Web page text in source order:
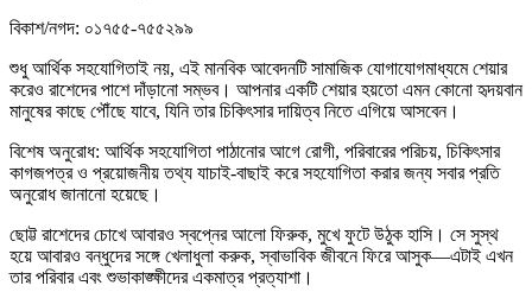
বিকাশ/নগদ: ০১৭৫৫-৭৫৫২৯৯
শুধু আর্থিক সহযোগিতাই নয়, এই মানবিক আবেদনটি সামাজিক যোগাযোগমাধ্যমে শেয়ার
করেও রাশেদের পাশে দাঁড়ানো সম্ভব। আপনার একটি শেয়ার হয়তো এমন কোনো হৃদয়বান
মানুষের কাছে পৌঁছে যাবে, যিনি তার চিকিৎসার দায়িত্ব নিতে এগিয়ে আসবেন।
বিশেষ অনুরোধ: আর্থিক সহযোগিতা পাঠানোর আগে রোগী, পরিবারের পরিচয়, চিকিৎসার
কাগজপত্র ও প্রয়োজনীয় তথ্য যাচাই-বাছাই করে সহযোগিতা করার জন্য সবার প্রতি
অনুরোধ জানানো হয়েছে।
ছোট্ট রাশেদের চোখে আবারও স্বপ্নের আলো ফিরুক, মুখে ফুটে উঠুক হাসি। সে সুস্থ
হয়ে আবারও বন্ধুদের সঙ্গে খেলাধুলা করুক, স্বাভাবিক জীবনে ফিরে আসুক—এটাই এখন
তার পরিবার এবং শুভাকাঙ্ক্ষীদের একমাত্র প্রত্যাশা।